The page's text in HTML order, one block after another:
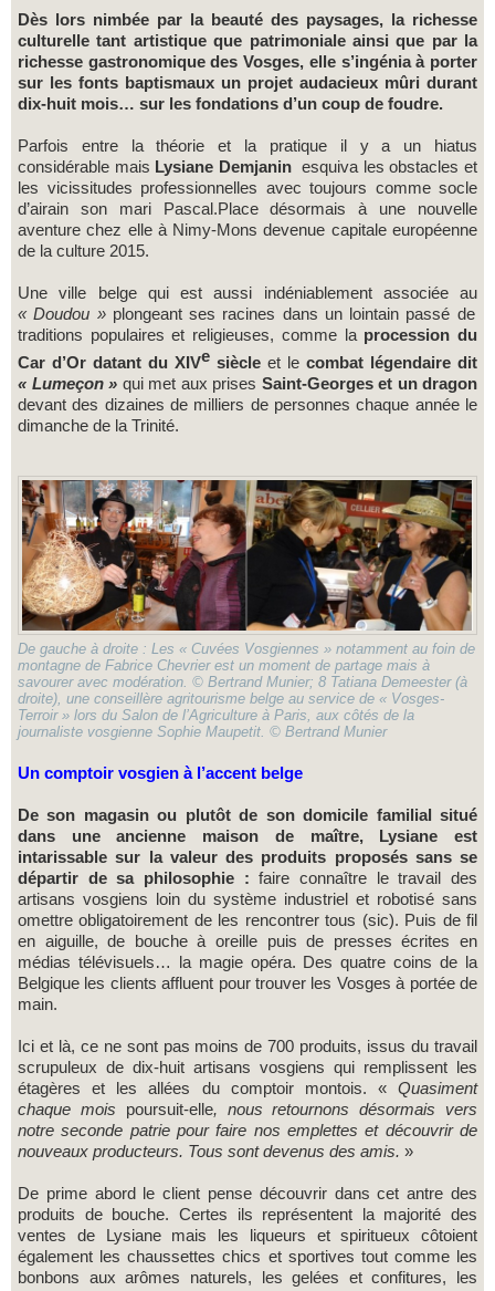
Dès lors nimbée par la beauté des paysages, la richesse
culturelle tant artistique que patrimoniale ainsi que par la
richesse gastronomique des Vosges, elle s’ingénia à porter
sur les fonts baptismaux un projet audacieux mûri durant
dix-huit mois… sur les fondations d’un coup de foudre.
Parfois entre la théorie et la pratique il y a un hiatus
considérable mais Lysiane Demjanin esquiva les obstacles et
les vicissitudes professionnelles avec toujours comme socle
d’airain son mari Pascal.Place désormais à une nouvelle
aventure chez elle à Nimy-Mons devenue capitale européenne
de la culture 2015.
Une ville belge qui est aussi indéniablement associée au
« Doudou » plongeant ses racines dans un lointain passé de
traditions populaires et religieuses, comme la procession du
Car d’Or datant du XIVe siècle et le combat légendaire dit
« Lumeçon » qui met aux prises Saint-Georges et un dragon
devant des dizaines de milliers de personnes chaque année le
dimanche de la Trinité.
De gauche à droite : Les « Cuvées Vosgiennes » notamment au foin de
montagne de Fabrice Chevrier est un moment de partage mais à
savourer avec modération. © Bertrand Munier; 8 Tatiana Demeester (à
droite), une conseillère agritourisme belge au service de « Vosges-
Terroir » lors du Salon de l’Agriculture à Paris, aux côtés de la
journaliste vosgienne Sophie Maupetit. © Bertrand Munier
Un comptoir vosgien à l’accent belge
De son magasin ou plutôt de son domicile familial situé
dans une ancienne maison de maître, Lysiane est
intarissable sur la valeur des produits proposés sans se
départir de sa philosophie : faire connaître le travail des
artisans vosgiens loin du système industriel et robotisé sans
omettre obligatoirement de les rencontrer tous (sic). Puis de fil
en aiguille, de bouche à oreille puis de presses écrites en
médias télévisuels… la magie opéra. Des quatre coins de la
Belgique les clients affluent pour trouver les Vosges à portée de
main.
Ici et là, ce ne sont pas moins de 700 produits, issus du travail
scrupuleux de dix-huit artisans vosgiens qui remplissent les
étagères et les allées du comptoir montois. « Quasiment
chaque mois poursuit-elle, nous retournons désormais vers
notre seconde patrie pour faire nos emplettes et découvrir de
nouveaux producteurs. Tous sont devenus des amis. »
De prime abord le client pense découvrir dans cet antre des
produits de bouche. Certes ils représentent la majorité des
ventes de Lysiane mais les liqueurs et spiritueux côtoient
également les chaussettes chics et sportives tout comme les
bonbons aux arômes naturels, les gelées et confitures, les